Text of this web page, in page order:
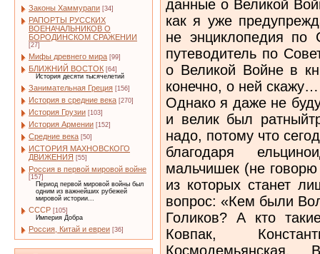
Законы Хаммурапи [34]
РАПОРТЫ РУССКИХ
ВОЕНАЧАЛЬНИКОВ О
БОРОДИНСКОМ СРАЖЕНИИ
[27]
Мифы древнего мира [99]
БЛИЖНИЙ ВОСТОК [64]
История десяти тысячелетий
Занимательная Греция [156]
История в средние века [270]
История Грузии [103]
История Армении [152]
Средние века [50]
ИСТОРИЯ МАХНОВСКОГО
ДВИЖЕНИЯ [55]
Россия в первой мировой войне
[157]
Период первой мировой войны был
одним из важнейших рубежей
мировой истории...
СССР [105]
Империя Добра
Россия, Китай и евреи [36]
данные о Великой
как я уже
не энциклопедия по
путеводитель по
о Великой Войне в
конечно, о ней скажу…
Однако я даже не
и велик был
надо, потому что
благодаря
мальчишек (не
из которых станет
вопрос: «Кем были
Голиков? А кто
Ковпак,